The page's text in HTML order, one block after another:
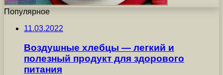
Популярное
11.03.2022
Воздушные хлебцы — легкий и
полезный продукт для здорового
питания